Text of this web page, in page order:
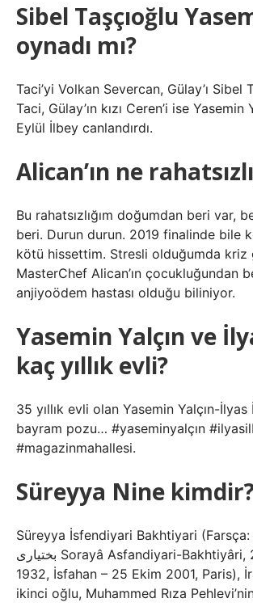
Sibel Taşçıoğlu
oynadı mı?
Taci’yi Volkan Severcan, Gülay’ı Sibel
Taci, Gülay’ın kızı Ceren’i ise Yasemin
Eylül İlbey canlandırdı.
Alican’ın ne
Bu rahatsızlığım doğumdan beri var,
beri. Durun durun. 2019 finalinde bile
kötü hissettim. Stresli olduğumda kriz
MasterChef Alican’ın çocukluğundan
anjiyoödem hastası olduğu biliniyor.
Yasemin Yalçın ve
kaç yıllık evli?
35 yıllık evli olan Yasemin Yalçın-
bayram pozu… #yaseminyalçın
#magazinmahallesi.
Süreyya Nine
Süreyya İsfendiyari Bakhtiyari (Farsça: ثریا اسفندیاری
بختیاری Sorayâ Asfandiyari-Bakhtiyâri, 22 Haziran
1932, İsfahan – 25 Ekim 2001, Paris),
ikinci oğlu, Muhammed Rıza